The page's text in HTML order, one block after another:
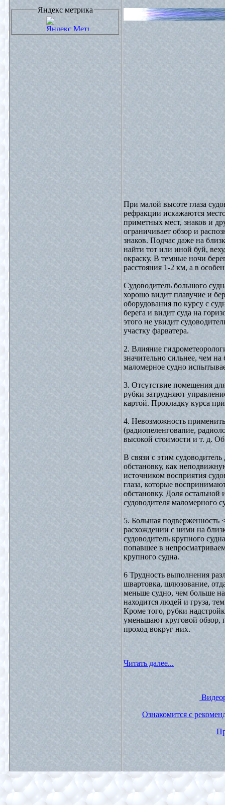
Яндекс метрика
При малой высоте глаза
рефракции искажаются
приметных мест, знаков и
ограничивает обзор и
знаков. Подчас даже на
найти тот или иной буй,
окраску. В темные ночи
расстояния 1-2 км, а в
Судоводитель большого
хорошо видит плавучие и
оборудования по курсу с
берега и видит суда на
этого не увидит
участку фарватера.
2. Влияние
значительно сильнее, чем
маломерное судно
3. Отсутствие помещения
рубки затрудняют
картой. Прокладку курса
4. Невозможность
(радиопеленговапие,
высокой стоимости и т. д.
В связи с этим
обстановку, как
источником восприятия
глаза, которые
обстановку. Доля
судоводителя маломерного
5. Большая
расхождении с ними на
судоводитель крупного
попавшее в
крупного судна.
6 Трудность выполнения
швартовка, шлюзование,
меньше судно, чем больше
находится людей и груза,
Кроме того, рубки
уменьшают круговой обзор,
проход вокруг них.
Читать далее...
Ознакомится с